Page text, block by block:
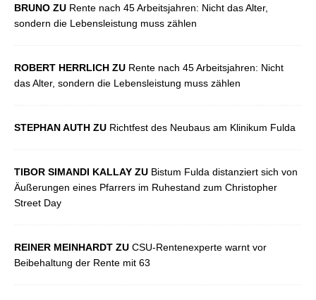
BRUNO ZU Rente nach 45 Arbeitsjahren: Nicht das Alter,
sondern die Lebensleistung muss zählen
ROBERT HERRLICH ZU Rente nach 45 Arbeitsjahren: Nicht
das Alter, sondern die Lebensleistung muss zählen
STEPHAN AUTH ZU Richtfest des Neubaus am Klinikum Fulda
TIBOR SIMANDI KALLAY ZU Bistum Fulda distanziert sich von
Äußerungen eines Pfarrers im Ruhestand zum Christopher
Street Day
REINER MEINHARDT ZU CSU-Rentenexperte warnt vor
Beibehaltung der Rente mit 63